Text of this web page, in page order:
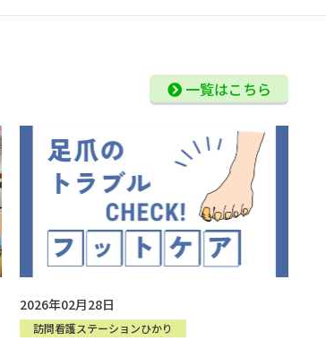
2020年10月改定
2026年02月28日
訪問看護ステーションひかり
一覧はこちら